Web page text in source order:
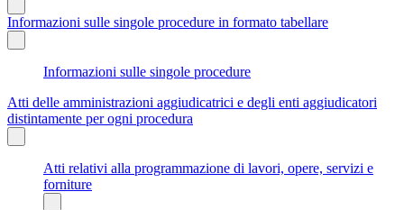
Informazioni sulle singole procedure in formato tabellare
Informazioni sulle singole procedure
Atti delle amministrazioni aggiudicatrici e degli enti aggiudicatori
distintamente per ogni procedura
Atti relativi alla programmazione di lavori, opere, servizi e
forniture